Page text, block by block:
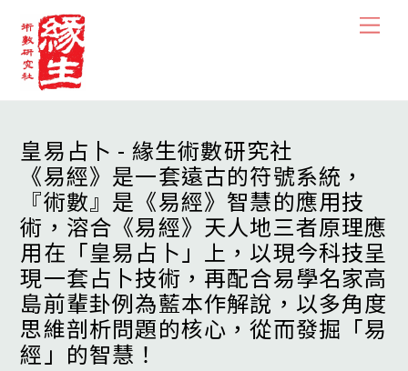
content
皇易占卜 - 緣生術數研究社
《易經》是一套遠古的符號系統，
『術數』是《易經》智慧的應用技
術，溶合《易經》天人地三者原理應
用在「皇易占卜」上，以現今科技呈
現一套占卜技術，再配合易學名家高
島前輩卦例為藍本作解說，以多角度
思維剖析問題的核心，從而發掘「易
經」的智慧！